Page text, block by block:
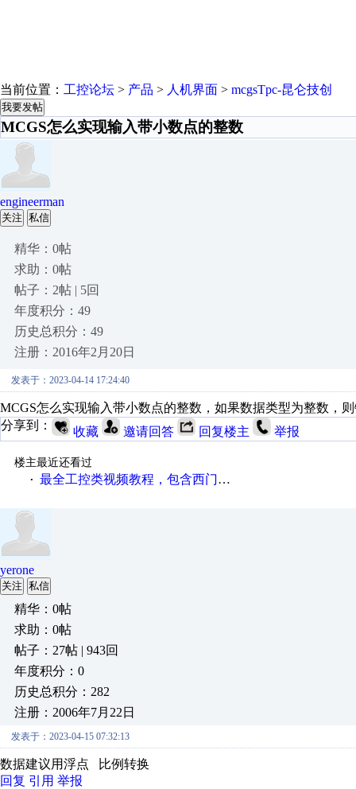
当前位置： 工控论坛 > 产品 > 人机界面 > mcgsTpc-昆仑技创
我要发帖
MCGS怎么实现输入带小数点的整数
engineerman
关注 私信
精华：0帖
求助：0帖
帖子：2帖 | 5回
年度积分：49
历史总积分：49
注册：2016年2月20日
发表于：2023-04-14 17:24:40
MCGS怎么实现输入带小数点的整数，如果数据类型为整数，
分享到：
收藏 邀请回答 回复楼主 举报
楼主最近还看过
· 最全工控类视频教程，包含西门子、三菱、欧姆龙等厂家
yerone
关注 私信
精华：0帖
求助：0帖
帖子：27帖 | 943回
年度积分：0
历史总积分：282
注册：2006年7月22日
发表于：2023-04-15 07:32:13
数据建议用浮点 比例转换
回复 引用 举报